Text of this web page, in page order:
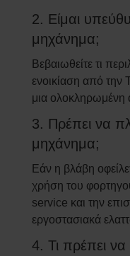
2. Είμαι
μηχάνημα;
Βεβαιωθείτε τι
ενοικίαση από την
μια ολοκληρωμένη
3. Πρέπει να
μηχάνημα;
Εάν η βλάβη
χρήση του
service και την
εργοστασιακά
4. Τι πρέπει